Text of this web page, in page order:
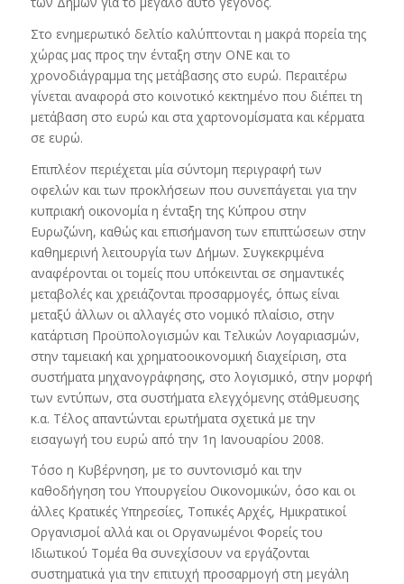
Στο ενημερωτικό δελτίο καλύπτονται η μακρά πορεία της
χώρας μας προς την ένταξη στην ΟΝΕ και το
χρονοδιάγραμμα της μετάβασης στο ευρώ. Περαιτέρω
γίνεται αναφορά στο κοινοτικό κεκτημένο που διέπει τη
μετάβαση στο ευρώ και στα χαρτονομίσματα και κέρματα
σε ευρώ.
Επιπλέον περιέχεται μία σύντομη περιγραφή των
οφελών και των προκλήσεων που συνεπάγεται για την
κυπριακή οικονομία η ένταξη της Κύπρου στην
Ευρωζώνη, καθώς και επισήμανση των επιπτώσεων στην
καθημερινή λειτουργία των Δήμων. Συγκεκριμένα
αναφέρονται οι τομείς που υπόκεινται σε σημαντικές
μεταβολές και χρειάζονται προσαρμογές, όπως είναι
μεταξύ άλλων οι αλλαγές στο νομικό πλαίσιο, στην
κατάρτιση Προϋπολογισμών και Τελικών Λογαριασμών,
στην ταμειακή και χρηματοοικονομική διαχείριση, στα
συστήματα μηχανογράφησης, στο λογισμικό, στην μορφή
των εντύπων, στα συστήματα ελεγχόμενης στάθμευσης
κ.α. Τέλος απαντώνται ερωτήματα σχετικά με την
εισαγωγή του ευρώ από την 1η Ιανουαρίου 2008.
Τόσο η Κυβέρνηση, με το συντονισμό και την
καθοδήγηση του Υπουργείου Οικονομικών, όσο και οι
άλλες Κρατικές Υπηρεσίες, Τοπικές Αρχές, Ημικρατικοί
Οργανισμοί αλλά και οι Οργανωμένοι Φορείς του
Ιδιωτικού Τομέα θα συνεχίσουν να εργάζονται
συστηματικά για την επιτυχή προσαρμογή στη μεγάλη